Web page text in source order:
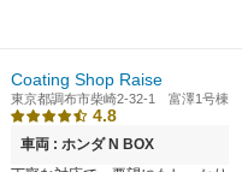
Coating Shop Raise
東京都調布市柴崎2-32-1 富澤1号棟
4.8
車両 : ホンダ N BOX